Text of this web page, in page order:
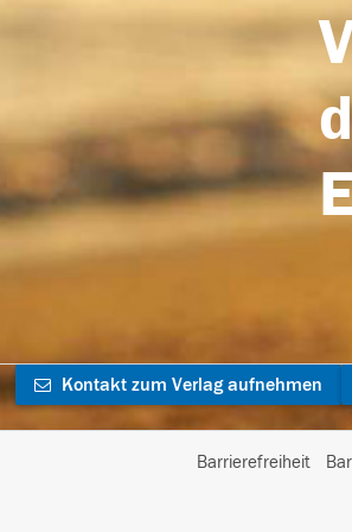
Kontakt zum Verlag aufnehmen
Barrierefreiheit